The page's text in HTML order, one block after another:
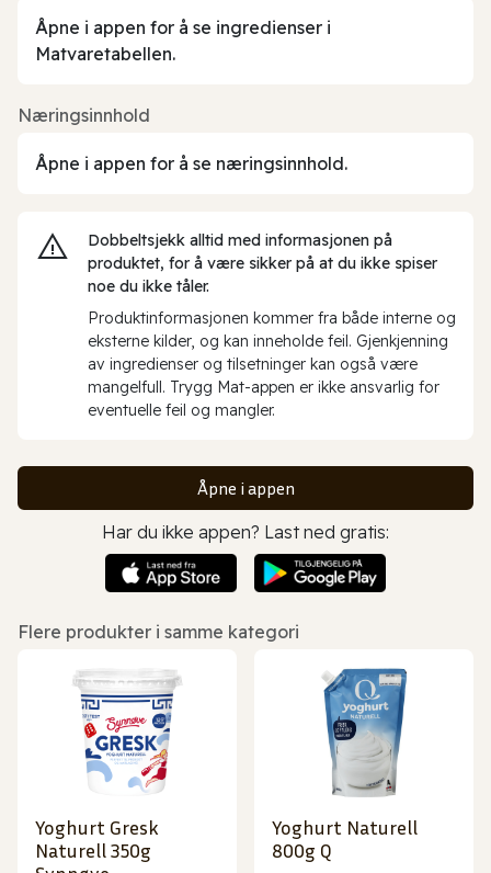
Åpne i appen for å se ingredienser i
Matvaretabellen.
Næringsinnhold
Åpne i appen for å se næringsinnhold.
Dobbeltsjekk alltid med informasjonen på
produktet, for å være sikker på at du ikke spiser
noe du ikke tåler.
Produktinformasjonen kommer fra både interne og
eksterne kilder, og kan inneholde feil. Gjenkjenning
av ingredienser og tilsetninger kan også være
mangelfull. Trygg Mat-appen er ikke ansvarlig for
eventuelle feil og mangler.
Åpne i appen
Har du ikke appen? Last ned gratis:
Flere produkter i samme kategori
Yoghurt Gresk
Naturell 350g
Yoghurt Naturell
800g Q